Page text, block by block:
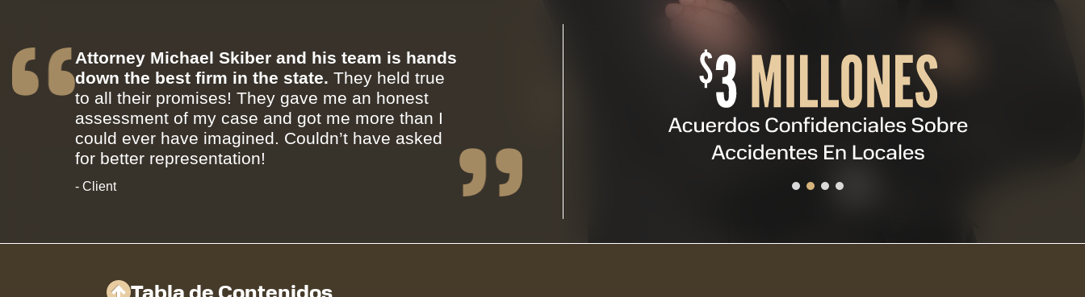
Attorney Michael Skiber and his team is hands
down the best firm in the state. They held true
to all their promises! They gave me an honest
assessment of my case and got me more than I
could ever have imagined. Couldn’t have asked
for better representation!
- Client